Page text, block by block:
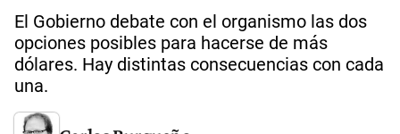
El Gobierno debate con el organismo las dos
opciones posibles para hacerse de más
dólares. Hay distintas consecuencias con cada
una.